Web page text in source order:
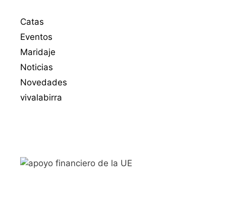
Catas
Eventos
Maridaje
Noticias
Novedades
vivalabirra